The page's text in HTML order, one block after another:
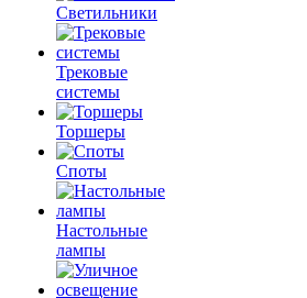
Светильники
Трековые
системы
Торшеры
Споты
Настольные
лампы